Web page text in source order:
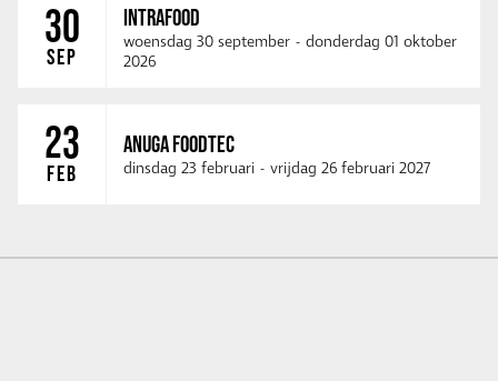
30
SEP
INTRAFOOD
woensdag 30 september - donderdag 01 oktober
2026
23
FEB
ANUGA FOODTEC
dinsdag 23 februari - vrijdag 26 februari 2027